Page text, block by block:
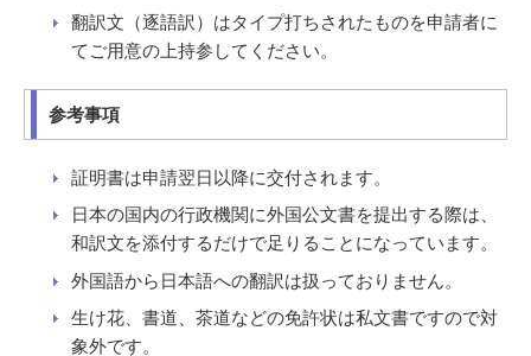
翻訳文（逐語訳）はタイプ打ちされたものを申請者に
てご用意の上持参してください。
参考事項
証明書は申請翌日以降に交付されます。
日本の国内の行政機関に外国公文書を提出する際は、
和訳文を添付するだけで足りることになっています。
外国語から日本語への翻訳は扱っておりません。
生け花、書道、茶道などの免許状は私文書ですので対
象外です。